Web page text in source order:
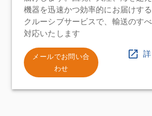
機器を迅速かつ効率的にお届けす
クルーシブサービスで、輸送のす
対応いたします
メールでお問い合
わせ